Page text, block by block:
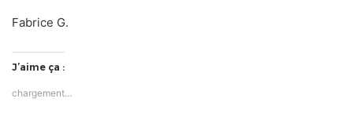
Fabrice G.
J’aime ça :
chargement…